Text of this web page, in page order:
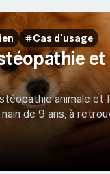
Cas d'usage
et
animale et
de 9 ans, à